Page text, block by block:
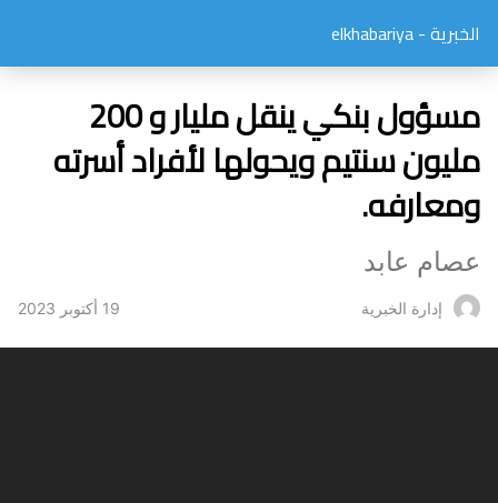
الخبرية - elkhabariya
مسؤول بنكي ينقل مليار و 200
مليون سنتيم ويحولها لأفراد أسرته
ومعارفه.
عصام عابد
إدارة الخبرية 19 أكتوبر 2023